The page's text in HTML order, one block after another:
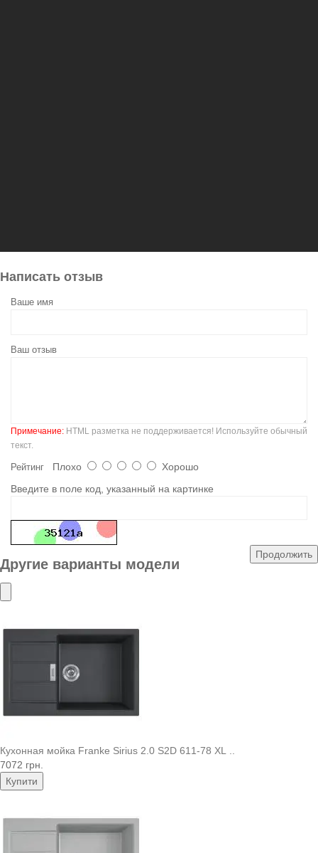
Написать отзыв
Ваше имя
Ваш отзыв
Примечание: HTML разметка не поддерживается! Используйте обычный
текст.
Рейтинг Плохо
Хорошо
Введите в поле код, указанный на картинке
Продолжить
Другие варианты модели
Кухонная мойка Franke Sirius 2.0 S2D 611-78 XL ..
7072 грн.
Купити